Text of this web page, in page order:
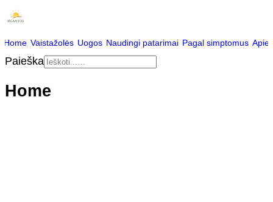
Home Vaistažolės Uogos Naudingi patarimai Pagal simptomus Apie
Paieška
Home